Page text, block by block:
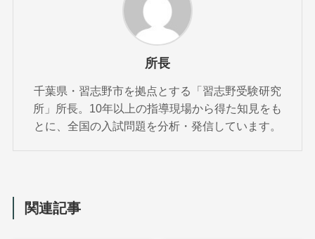
所長
千葉県・習志野市を拠点とする「習志野受験研究
所」所長。10年以上の指導現場から得た知見をも
とに、全国の入試問題を分析・発信しています。
関連記事